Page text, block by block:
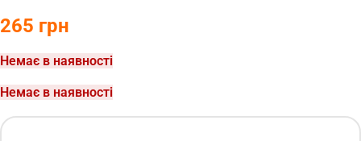
265 грн
Немає в наявності
Немає в наявності